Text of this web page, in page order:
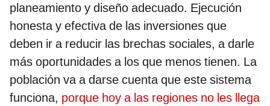
planeamiento y diseño adecuado. Ejecución
honesta y efectiva de las inversiones que
deben ir a reducir las brechas sociales, a darle
más oportunidades a los que menos tienen. La
población va a darse cuenta que este sistema
funciona, porque hoy a las regiones no les llega